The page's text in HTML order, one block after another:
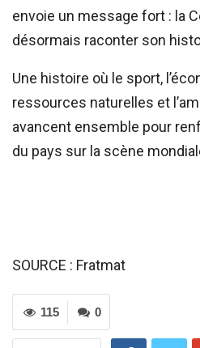
envoie un message fort : la
désormais raconter son
Une histoire où le sport,
ressources naturelles et
avancent ensemble pour
du pays sur la scène
SOURCE : Fratmat
0
115